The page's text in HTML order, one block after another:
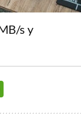
s y